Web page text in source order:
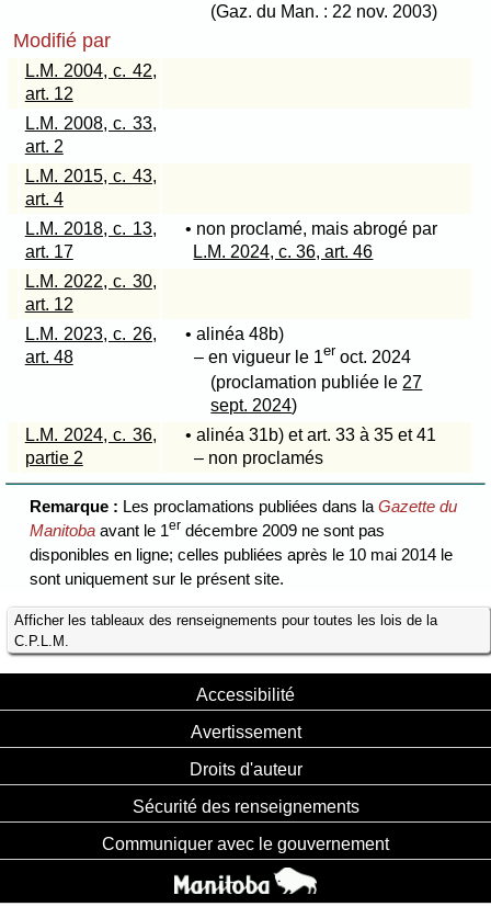
(Gaz. du Man. : 22 nov. 2003)
Modifié par
L.M. 2004, c. 42,
art. 12
L.M. 2008, c. 33,
art. 2
L.M. 2015, c. 43,
art. 4
L.M. 2018, c. 13,
art. 17
• non proclamé, mais abrogé par
L.M. 2024, c. 36, art. 46
L.M. 2022, c. 30,
art. 12
L.M. 2023, c. 26,
art. 48
• alinéa 48b)
– en vigueur le 1er oct. 2024
(proclamation publiée le 27
sept. 2024)
L.M. 2024, c. 36,
partie 2
• alinéa 31b) et art. 33 à 35 et 41
– non proclamés
Remarque : Les proclamations publiées dans laGazette du
Manitoba avant le 1er décembre 2009 ne sont pas
disponibles en ligne; celles publiées après le 10 mai 2014 le
sont uniquement sur le présent site.
Afficher les tableaux des renseignements pour toutes les lois de la
C.P.L.M.
Accessibilité
Avertissement
Droits d'auteur
Sécurité des renseignements
Communiquer avec le gouvernement